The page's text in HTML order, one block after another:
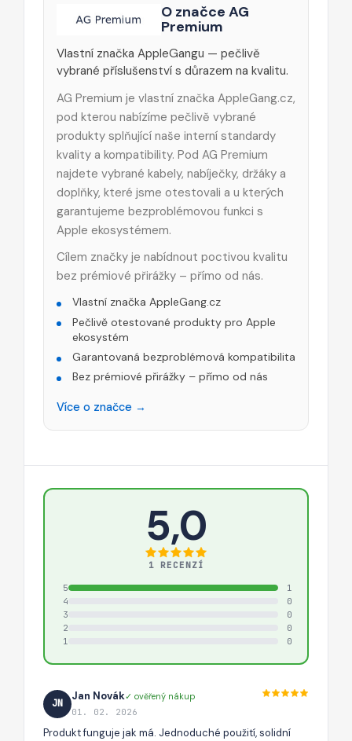
O značce AG
Premium
Vlastní značka AppleGangu — pečlivě
vybrané příslušenství s důrazem na kvalitu.
AG Premium je vlastní značka AppleGang.cz,
pod kterou nabízíme pečlivě vybrané
produkty splňující naše interní standardy
kvality a kompatibility. Pod AG Premium
najdete vybrané kabely, nabíječky, držáky a
doplňky, které jsme otestovali a u kterých
garantujeme bezproblémovou funkci s
Apple ekosystémem.
Cílem značky je nabídnout poctivou kvalitu
bez prémiové přirážky – přímo od nás.
Vlastní značka AppleGang.cz
Pečlivě otestované produkty pro Apple
ekosystém
Garantovaná bezproblémová kompatibilita
Bez prémiové přirážky – přímo od nás
Více o značce →
5,0
1 RECENZÍ
5
1
4
0
3
0
2
0
1
0
JN
Jan Novák✓ ověřený nákup
01. 02. 2026
Produkt funguje jak má. Jednoduché použití, solidní